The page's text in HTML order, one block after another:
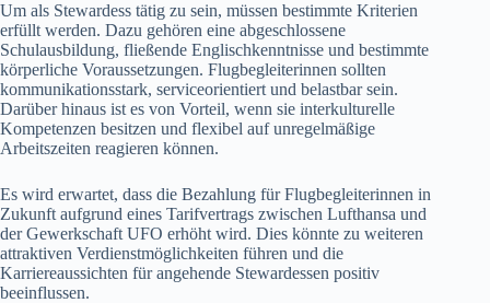
Um als Stewardess tätig zu sein, müssen bestimmte Kriterien
erfüllt werden. Dazu gehören eine abgeschlossene
Schulausbildung, fließende Englischkenntnisse und bestimmte
körperliche Voraussetzungen. Flugbegleiterinnen sollten
kommunikationsstark, serviceorientiert und belastbar sein.
Darüber hinaus ist es von Vorteil, wenn sie interkulturelle
Kompetenzen besitzen und flexibel auf unregelmäßige
Arbeitszeiten reagieren können.
Es wird erwartet, dass die Bezahlung für Flugbegleiterinnen in
Zukunft aufgrund eines Tarifvertrags zwischen Lufthansa und
der Gewerkschaft UFO erhöht wird. Dies könnte zu weiteren
attraktiven Verdienstmöglichkeiten führen und die
Karriereaussichten für angehende Stewardessen positiv
beeinflussen.